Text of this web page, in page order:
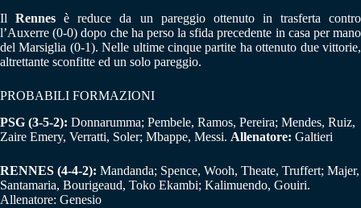
IlRennes è reduce da un pareggio ottenuto in trasferta contro
l’Auxerre (0-0) dopo che ha perso la sfida precedente in casa per mano
del Marsiglia (0-1). Nelle ultime cinque partite ha ottenuto due vittorie,
altrettante sconfitte ed un solo pareggio.
PROBABILI FORMAZIONI
PSG (3-5-2): Donnarumma; Pembele, Ramos, Pereira; Mendes, Ruiz,
Zaire Emery, Verratti, Soler; Mbappe, Messi. Allenatore: Galtieri
RENNES (4-4-2): Mandanda; Spence, Wooh, Theate, Truffert; Majer,
Santamaria, Bourigeaud, Toko Ekambi; Kalimuendo, Gouiri.
Allenatore: Genesio